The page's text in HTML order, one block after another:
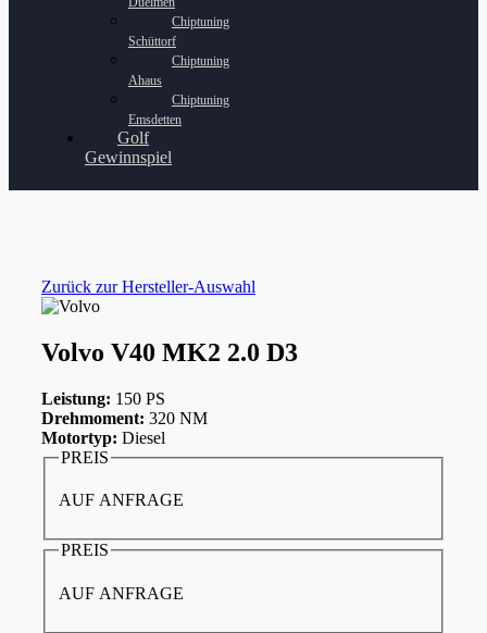
Chiptuning
Schüttorf
Chiptuning
Ahaus
Chiptuning
Emsdetten
Golf
Gewinnspiel
Zurück zur Hersteller-Auswahl
Volvo V40 MK2 2.0 D3
Leistung: 150 PS
Drehmoment: 320 NM
Motortyp: Diesel
PREIS
AUF ANFRAGE
PREIS
AUF ANFRAGE